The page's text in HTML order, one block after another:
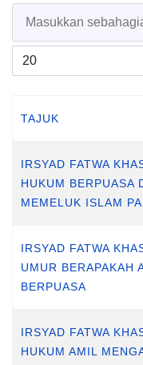
Masukkan
Papar #
TAJUK
IRSYAD FATWA
HUKUM BERPUASA
MEMELUK ISLAM
IRSYAD FATWA
UMUR BERAPAKAH
BERPUASA
IRSYAD FATWA
HUKUM AMIL